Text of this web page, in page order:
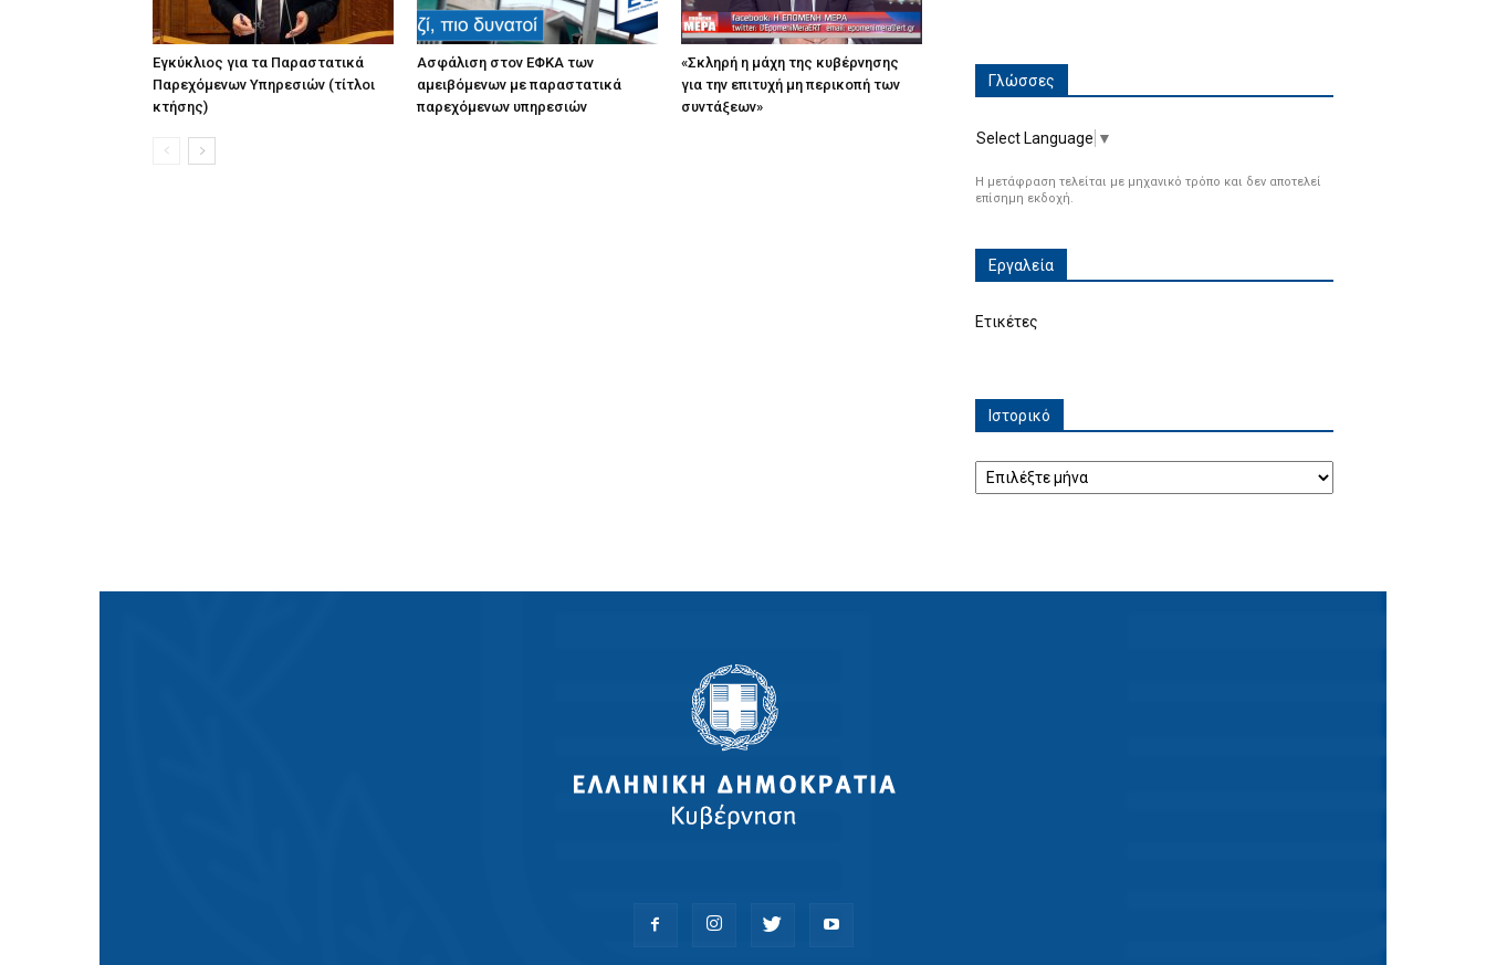
Εγκύκλιος για τα Παραστατικά
Παρεχόμενων Υπηρεσιών (τίτλοι
κτήσης)
Ασφάλιση στον ΕΦΚΑ των
αμειβόμενων με παραστατικά
παρεχόμενων υπηρεσιών
«Σκληρή η μάχη της κυβέρνησης
για την επιτυχή μη περικοπή των
συντάξεων»
Γλώσσες
Select Language ▼
Η μετάφραση τελείται με μηχανικό τρόπο και δεν αποτελεί
επίσημη εκδοχή.
Εργαλεία
Ετικέτες
Ιστορικό